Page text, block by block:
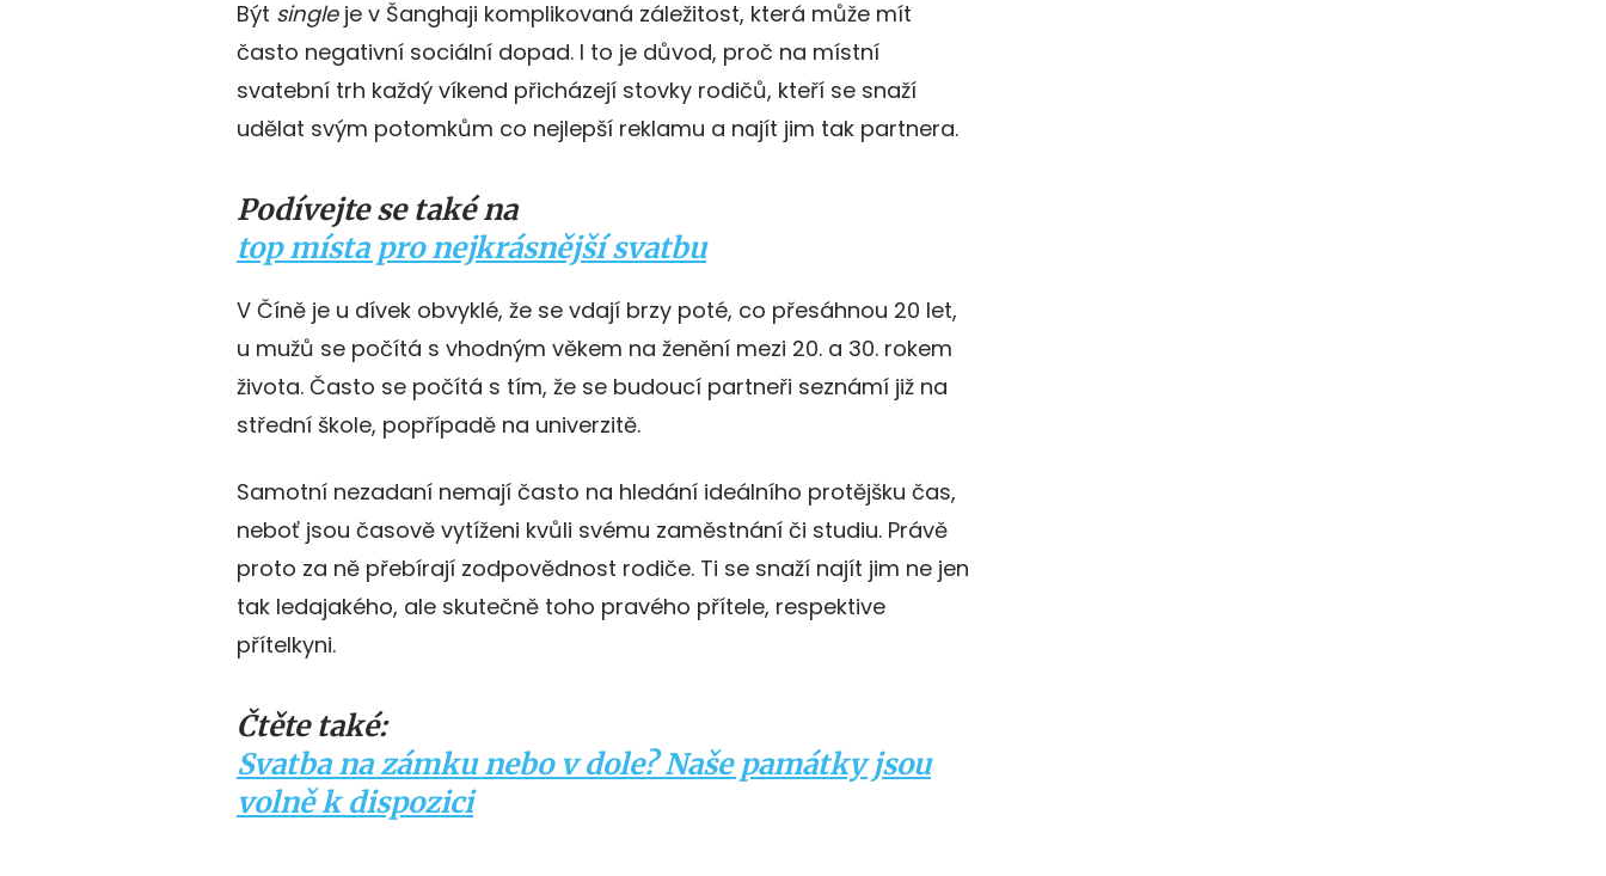
Být singleje v Šanghaji komplikovaná záležitost, která může mít
často negativní sociální dopad. I to je důvod, proč na místní
svatební trh každý víkend přicházejí stovky rodičů, kteří se snaží
udělat svým potomkům co nejlepší reklamu a najít jim tak partnera.
Podívejte se také na
top místa pro nejkrásnější svatbu
V Číně je u dívek obvyklé, že se vdají brzy poté, co přesáhnou 20 let,
u mužů se počítá s vhodným věkem na ženění mezi 20. a 30. rokem
života. Často se počítá s tím, že se budoucí partneři seznámí již na
střední škole, popřípadě na univerzitě.
Samotní nezadaní nemají často na hledání ideálního protějšku čas,
neboť jsou časově vytíženi kvůli svému zaměstnání či studiu. Právě
proto za ně přebírají zodpovědnost rodiče. Ti se snaží najít jim ne jen
tak ledajakého, ale skutečně toho pravého přítele, respektive
přítelkyni.
Čtěte také:
Svatba na zámku nebo v dole? Naše památky jsou
volně k dispozici